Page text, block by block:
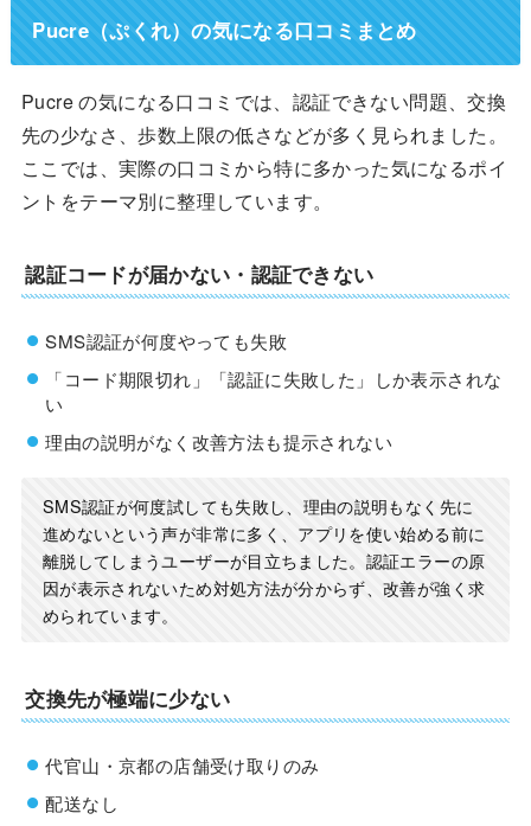
Pucre（ぷくれ）の気になる口コミまとめ
Pucre の気になる口コミでは、認証できない問題、交換
先の少なさ、歩数上限の低さなどが多く見られました。
ここでは、実際の口コミから特に多かった気になるポイ
ントをテーマ別に整理しています。
認証コードが届かない・認証できない
SMS認証が何度やっても失敗
「コード期限切れ」「認証に失敗した」しか表示されな
い
理由の説明がなく改善方法も提示されない
SMS認証が何度試しても失敗し、理由の説明もなく先に
進めないという声が非常に多く、アプリを使い始める前に
離脱してしまうユーザーが目立ちました。認証エラーの原
因が表示されないため対処方法が分からず、改善が強く求
められています。
交換先が極端に少ない
代官山・京都の店舗受け取りのみ
配送なし